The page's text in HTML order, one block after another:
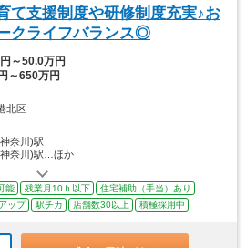
て支援制度や研修制度充実♪お
クライフバランス◎
～50.0万円
～650万円
北区
奈川)駅
奈川)駅…ほか
能 残業月10ｈ以下
住宅補助（手当）あり
ップ 駅チカ 店舗数30以上 積極採用中